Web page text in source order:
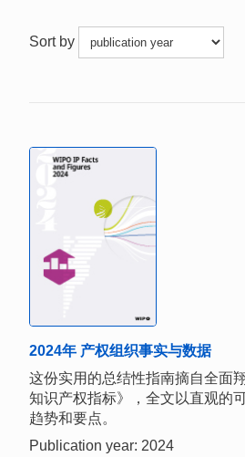
Sort by
2024年 产权组织事实与数据
这份实用的总结性指南摘自全面
知识产权指标》，全文以直观的
趋势和要点。
Publication year: 2024